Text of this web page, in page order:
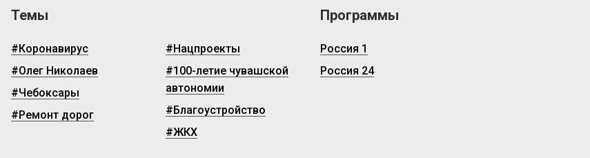
Темы
#Коронавирус
#Олег Николаев
#Чебоксары
#Ремонт дорог
#Нацпроекты
#100-летие чувашской
автономии
#Благоустройство
#ЖКХ
Программы
Россия 1
Россия 24